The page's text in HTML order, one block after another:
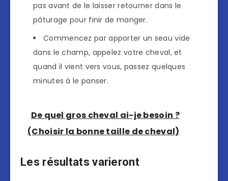
pas avant de le laisser retourner dans le
pâturage pour finir de manger.
Commencez par apporter un seau vide
dans le champ, appelez votre cheval, et
quand il vient vers vous, passez quelques
minutes à le panser.
De quel gros cheval ai-je besoin ?
(Choisir la bonne taille de cheval)
Les résultats varieront